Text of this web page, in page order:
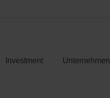
Investment Unternehmen